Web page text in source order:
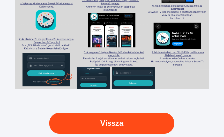
Vissza